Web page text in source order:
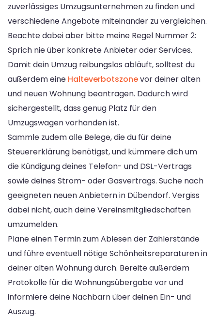
zuverlässiges Umzugsunternehmen zu finden und
verschiedene Angebote miteinander zu vergleichen.
Beachte dabei aber bitte meine Regel Nummer 2:
Sprich nie über konkrete Anbieter oder Services.
Damit dein Umzug reibungslos abläuft, solltest du
außerdem eine Halteverbotszonevor deiner alten
und neuen Wohnung beantragen. Dadurch wird
sichergestellt, dass genug Platz für den
Umzugswagen vorhanden ist.
Sammle zudem alle Belege, die du für deine
Steuererklärung benötigst, und kümmere dich um
die Kündigung deines Telefon- und DSL-Vertrags
sowie deines Strom- oder Gasvertrags. Suche nach
geeigneten neuen Anbietern in Dübendorf. Vergiss
dabei nicht, auch deine Vereinsmitgliedschaften
umzumelden.
Plane einen Termin zum Ablesen der Zählerstände
und führe eventuell nötige Schönheitsreparaturen in
deiner alten Wohnung durch. Bereite außerdem
Protokolle für die Wohnungsübergabe vor und
informiere deine Nachbarn über deinen Ein- und
Auszug.